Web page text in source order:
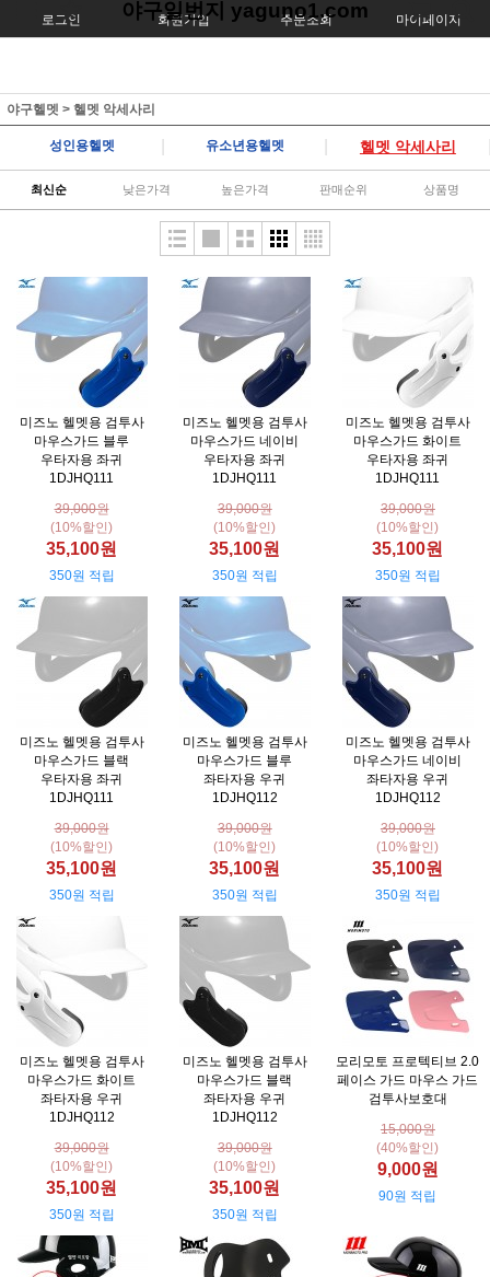
로그인 회원가입 주문조회 마이페이지
야구일번지 yaguno1.com
야구헬멧 > 헬멧 악세사리
성인용헬멧 유소년용헬멧 헬멧 악세사리
최신순 낮은가격 높은가격 판매순위 상품명
미즈노 헬멧용 검투사
마우스가드 블루
우타자용 좌귀
1DJHQ111
39,000원
(10%할인)
35,100원
350원 적립
미즈노 헬멧용 검투사
마우스가드 네이비
우타자용 좌귀
1DJHQ111
39,000원
(10%할인)
35,100원
350원 적립
미즈노 헬멧용 검투사
마우스가드 화이트
우타자용 좌귀
1DJHQ111
39,000원
(10%할인)
35,100원
350원 적립
미즈노 헬멧용 검투사
마우스가드 블랙
우타자용 좌귀
1DJHQ111
39,000원
(10%할인)
35,100원
350원 적립
미즈노 헬멧용 검투사
마우스가드 블루
좌타자용 우귀
1DJHQ112
39,000원
(10%할인)
35,100원
350원 적립
미즈노 헬멧용 검투사
마우스가드 네이비
좌타자용 우귀
1DJHQ112
39,000원
(10%할인)
35,100원
350원 적립
미즈노 헬멧용 검투사
마우스가드 화이트
좌타자용 우귀
1DJHQ112
39,000원
(10%할인)
35,100원
350원 적립
미즈노 헬멧용 검투사
마우스가드 블랙
좌타자용 우귀
1DJHQ112
39,000원
(10%할인)
35,100원
350원 적립
모리모토 프로텍티브 2.0
페이스 가드 마우스 가드
검투사보호대
15,000원
(40%할인)
9,000원
90원 적립